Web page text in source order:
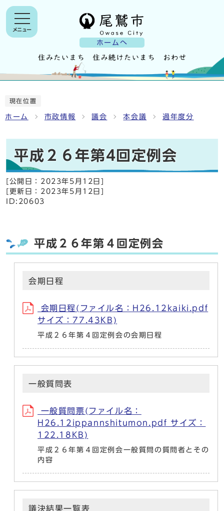
ホームへ
メニュー
現在位置
ホーム 市政情報 議会 本会議 過年度分
平成２６年第4回定例会
[公開日： 2023年5月12日
[更新日： 2023年5月12日
ID:20603
平成２６年第４回定例会
会期日程
会期日程(ファイル名：H26.12kaiki.pdf
サイズ：77.43KB)
平成２６年第４回定例会の会期日程
一般質問表
一般質問票(ファイル名：
H26.12ippannshitumon.pdf サイズ：
122.18KB)
平成２６年第４回定例会一般質問の質問者とその
内容
議決結果一覧表